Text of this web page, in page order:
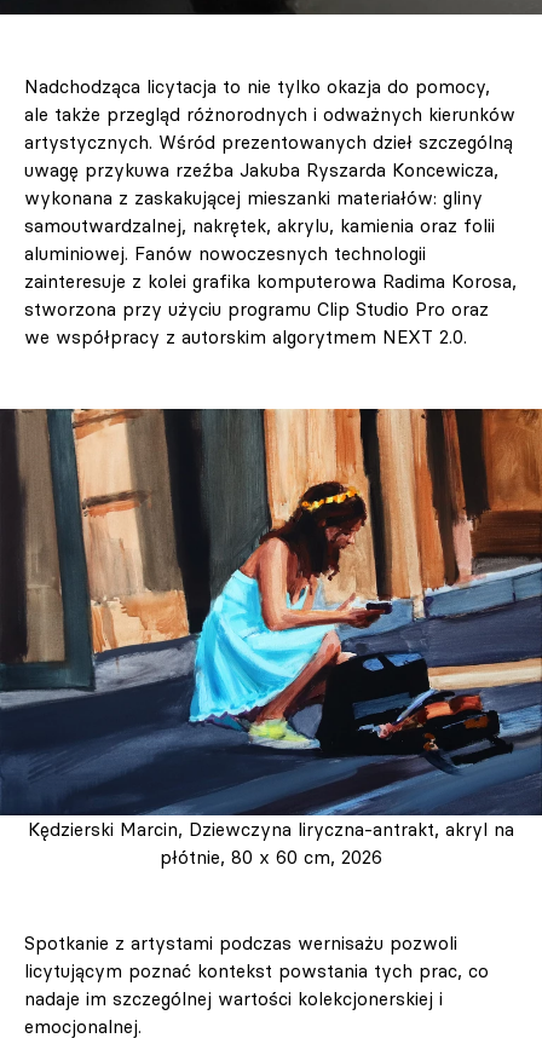
Nadchodząca licytacja to nie tylko okazja do pomocy,
ale także przegląd różnorodnych i odważnych kierunków
artystycznych. Wśród prezentowanych dzieł szczególną
uwagę przykuwa rzeźba Jakuba Ryszarda Koncewicza,
wykonana z zaskakującej mieszanki materiałów: gliny
samoutwardzalnej, nakrętek, akrylu, kamienia oraz folii
aluminiowej. Fanów nowoczesnych technologii
zainteresuje z kolei grafika komputerowa Radima Korosa,
stworzona przy użyciu programu Clip Studio Pro oraz
we współpracy z autorskim algorytmem NEXT 2.0.
Kędzierski Marcin, Dziewczyna liryczna-antrakt, akryl na
płótnie, 80 x 60 cm, 2026
Spotkanie z artystami podczas wernisażu pozwoli
licytującym poznać kontekst powstania tych prac, co
nadaje im szczególnej wartości kolekcjonerskiej i
emocjonalnej.